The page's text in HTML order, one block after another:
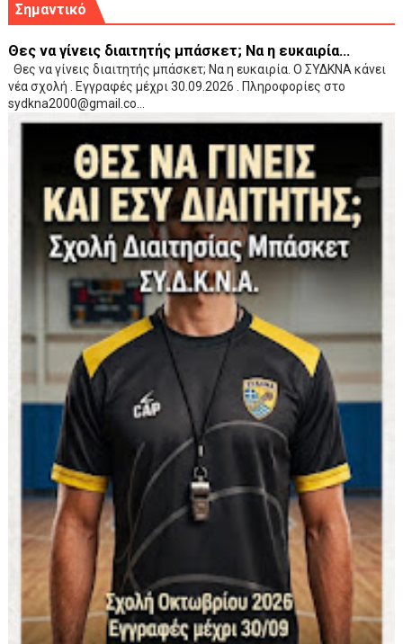
Σημαντικό
Θες να γίνεις διαιτητής μπάσκετ; Να η ευκαιρία...
Θες να γίνεις διαιτητής μπάσκετ; Να η ευκαιρία. Ο ΣΥΔΚΝΑ κάνει
νέα σχολή . Εγγραφές μέχρι 30.09.2026 . Πληροφορίες στο
sydkna2000@gmail.co...